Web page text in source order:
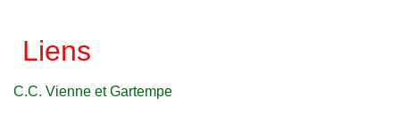
Liens
C.C. Vienne et Gartempe